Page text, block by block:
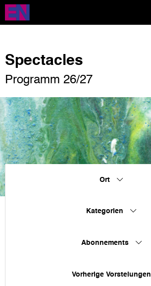
Direkt
zum
Inhalt
Spectacles
Programm 26/27
Ort
Kategorien
Abonnements
Vorherige Vorstelungen